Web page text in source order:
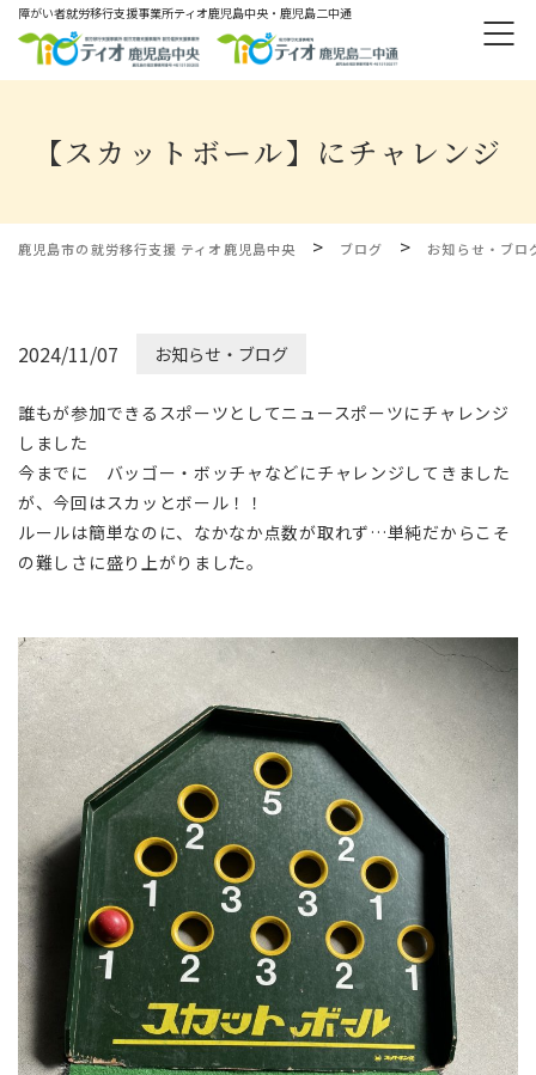
障がい者就労移⾏⽀援事業所ティオ⿅児島中央・鹿児島二中通
【スカットボール】にチャレンジ
鹿児島市の就労移行支援 ティオ鹿児島中央 > ブログ > お知らせ・ブロ
2024/11/07 お知らせ・ブログ
誰もが参加できるスポーツとしてニュースポーツにチャレンジ
しました
今までに バッゴー・ボッチャなどにチャレンジしてきました
が、今回はスカッとボール！！
ルールは簡単なのに、なかなか点数が取れず…単純だからこそ
の難しさに盛り上がりました。